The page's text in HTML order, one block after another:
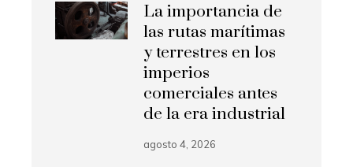
La importancia de
las rutas marítimas
y terrestres en los
imperios
comerciales antes
de la era industrial
agosto 4, 2026